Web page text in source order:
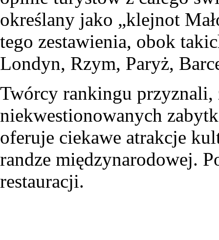
określany jako „klejnot
tego zestawienia, obok
Londyn, Rzym, Paryż,
Twórcy rankingu
niekwestionowanych
oferuje ciekawe atrakcje
randze międzynarodowej.
restauracji.